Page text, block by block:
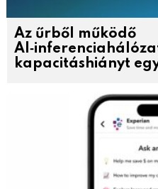
Az űrből működő
kapacitáshiányt